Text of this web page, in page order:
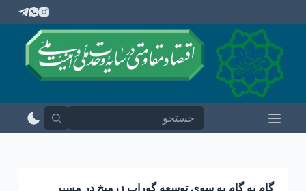
ر
ت
گام به گام به سوی توسعه گوراب زرمیخ در مسیر